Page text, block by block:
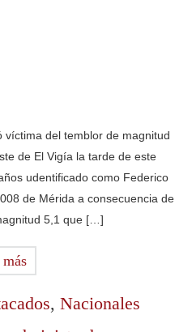
víctima del temblor de magnitud
de El Vigía la tarde de este
udentificado como Federico
de Mérida a consecuencia de
5,1 que […]
más
, Nacionales